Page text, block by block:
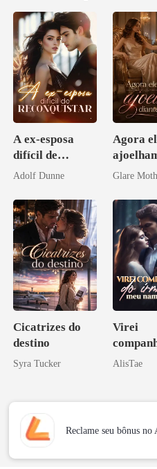
A ex-esposa
difícil de
reconquistar
Adolf Dunne
Agora
de mim
Glare Moth
Cicatrizes do
destino
Syra Tucker
Virei
irmão de
AlisTae
Reclame seu bônus no